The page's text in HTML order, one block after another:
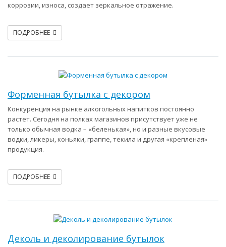
коррозии, износа, создает зеркальное отражение.
ПОДРОБНЕЕ
Форменная бутылка с декором
Конкуренция на рынке алкогольных напитков постоянно
растет. Сегодня на полках магазинов присутствует уже не
только обычная водка – «беленькая», но и разные вкусовые
водки, ликеры, коньяки, граппе, текила и другая «крепленая»
продукция.
ПОДРОБНЕЕ
Деколь и деколирование бутылок